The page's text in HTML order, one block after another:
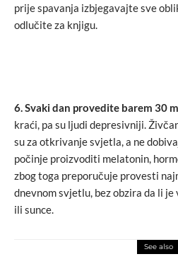
prije spavanja izbjegavajte sve
odlučite za knjigu.
6.Svaki dan provedite barem 30
kraći, pa su ljudi depresivniji.
su za otkrivanje svjetla, a ne
počinje proizvoditi melatonin,
zbog toga preporučuje provesti
dnevnom svjetlu, bez obzira da li
ili sunce.
See also